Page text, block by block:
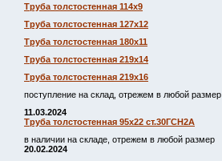
Труба толстостенная 114х9
Труба толстостенная 127х12
Труба толстостенная 180х11
Труба толстостенная 219х14
Труба толстостенная 219х16
поступление на склад, отрежем в любой размер
11.03.2024
Труба толстостенная 95х22 ст.30ГСН2А
в наличии на складе, отрежем в любой размер
20.02.2024